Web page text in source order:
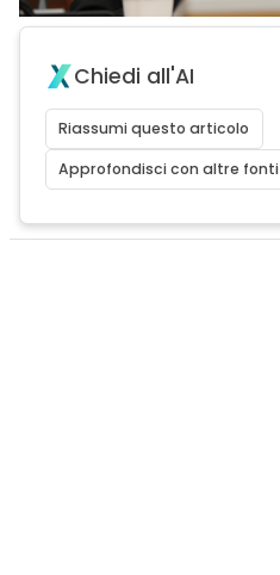
Chiedi all'AI
Riassumi questo articolo
Approfondisci con altre fonti